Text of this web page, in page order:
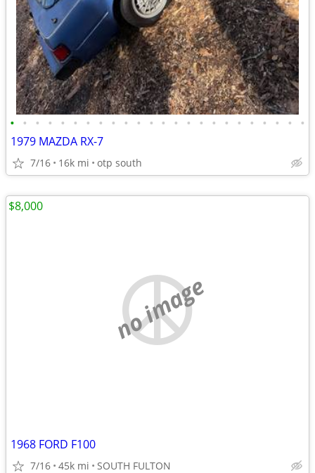
• • • • • • • • • • • • • • • • • • • • • • • •
1979 MAZDA RX-7
7/16 16k mi otp south
no image
1968 FORD F100
7/16 45k mi SOUTH FULTON
$8,000